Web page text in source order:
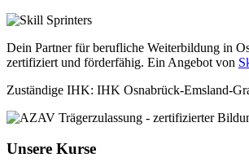
Dein Partner für berufliche Weiterbildung in
zertifiziert und förderfähig. Ein Angebot von
Zuständige IHK: IHK Osnabrück-Emsland-
Unsere Kurse